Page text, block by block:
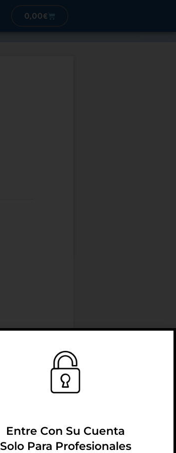
0,00€
Entre Con Su Cuenta
Solo Para Profesionales